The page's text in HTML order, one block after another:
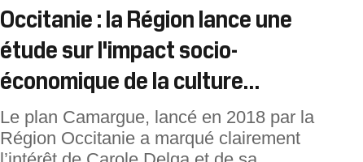
Occitanie : la Région lance une
étude sur l'impact socio-
économique de la culture
camarguaise
Le plan Camargue, lancé en 2018 par la
Région Occitanie a marqué clairement